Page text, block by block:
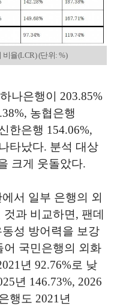
율(LCR) (단위: %)
나은행이 203.85%
농협은행
한은행 154.06%,
타났다. 분석 대상
크게 웃돌았다.
서 일부 은행의 외
과 비교하면, 팬데
성 방어력을 보강
어 국민은행의 외화
년 92.76%로 낮
년 146.73%, 2026
행도 2021년